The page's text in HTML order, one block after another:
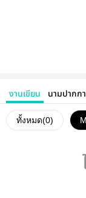
งานเขียน นามปากกา
ทั้งหมด(0)